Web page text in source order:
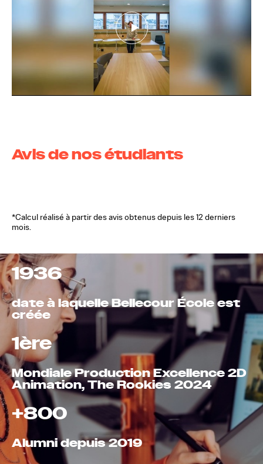
Avis de nos étudiants
*Calcul réalisé à partir des avis obtenus depuis les 12 derniers
mois.
1936
date à laquelle Bellecour École est
créée
1ère
Mondiale Production Excellence 2D
Animation, The Rookies 2024
+800
Alumni depuis 2019